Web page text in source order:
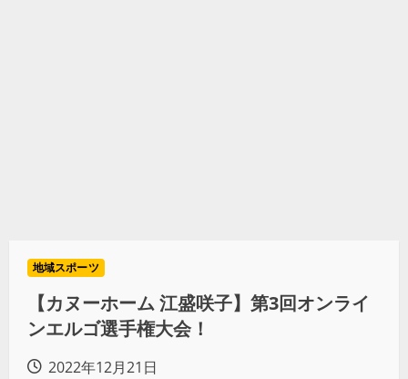
地域スポーツ
【カヌーホーム 江盛咲子】第3回オンライ
ンエルゴ選手権大会！
2022年12月21日